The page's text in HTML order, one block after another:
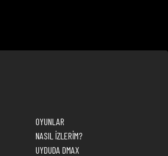
OYUNLAR
NASIL İZLERİM?
UYDUDA DMAX